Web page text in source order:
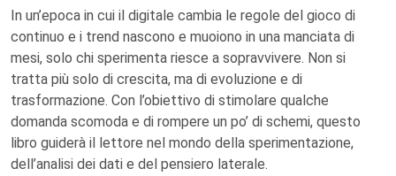
In un’epoca in cui il digitale cambia le regole del gioco di
continuo e i trend nascono e muoiono in una manciata di
mesi, solo chi sperimenta riesce a sopravvivere. Non si
tratta più solo di crescita, ma di evoluzione e di
trasformazione. Con l’obiettivo di stimolare qualche
domanda scomoda e di rompere un po’ di schemi, questo
libro guiderà il lettore nel mondo della sperimentazione,
dell’analisi dei dati e del pensiero laterale.